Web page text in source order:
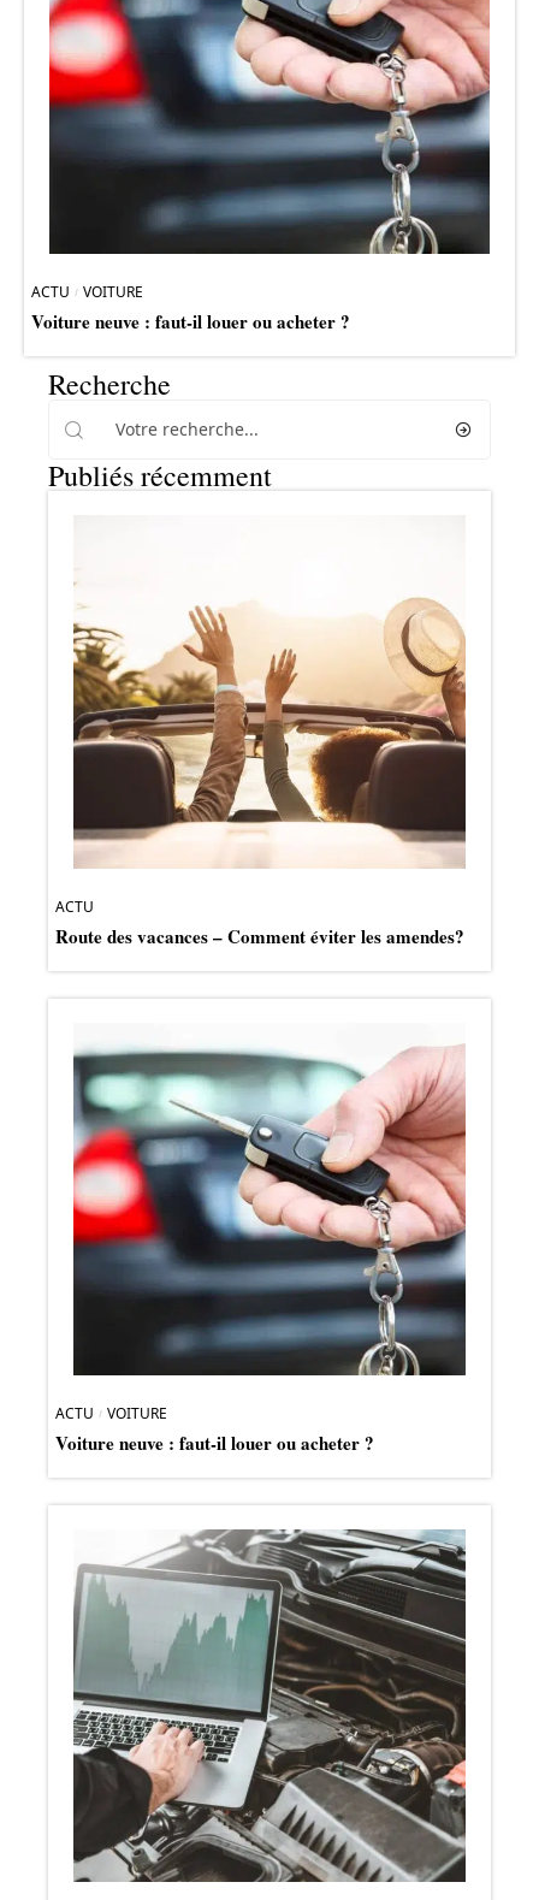
ACTU VOITURE
Voiture neuve : faut-il louer ou acheter ?
Recherche
Publiés récemment
ACTU
Route des vacances – Comment éviter les amendes?
ACTU VOITURE
Voiture neuve : faut-il louer ou acheter ?